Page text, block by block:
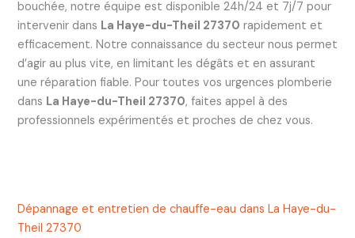
bouchée, notre équipe est disponible 24h/24 et 7j/7 pour
intervenir dans La Haye-du-Theil 27370 rapidement et
efficacement. Notre connaissance du secteur nous permet
d’agir au plus vite, en limitant les dégâts et en assurant
une réparation fiable. Pour toutes vos urgences plomberie
dans La Haye-du-Theil 27370, faites appel à des
professionnels expérimentés et proches de chez vous.
Dépannage et entretien de chauffe-eau dans La Haye-du-
Theil 27370